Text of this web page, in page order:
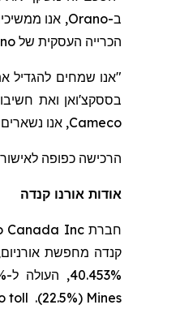
ב-Orano, אנו
הכרייה העסקית של
"אנו שמחים להגדיל
בססקצ'ואן ואת
Cameco, אנו
הרכישה כפופה
אודות אורנו קנדה
חברתCanada Inc
קנדה מחפשת
40.453%, העולה ל-42.582%),
Mines
(22.5%).
toll